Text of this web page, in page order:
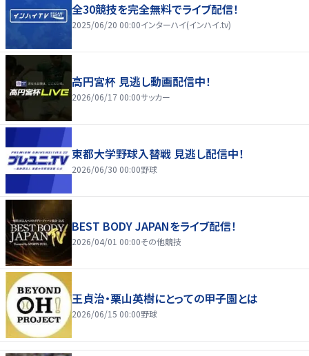
全30競技を完全無料でライブ配信！
2025/06/20 00:00インターハイ(インハイ.tv)
高円宮杯 見逃し動画配信中！
2026/06/17 00:00サッカー
東都大学野球入替戦 見逃し配信中！
2026/06/30 00:00野球
BEST BODY JAPANをライブ配信！
2026/04/01 00:00その他競技
王貞治・栗山英樹にとっての甲子園とは
2026/06/15 00:00野球